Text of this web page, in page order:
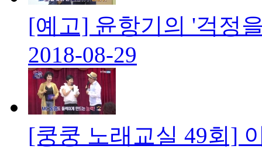
[예고] 윤항기의 '걱정
2018-08-29
[쿵쿵 노래교실 49회]